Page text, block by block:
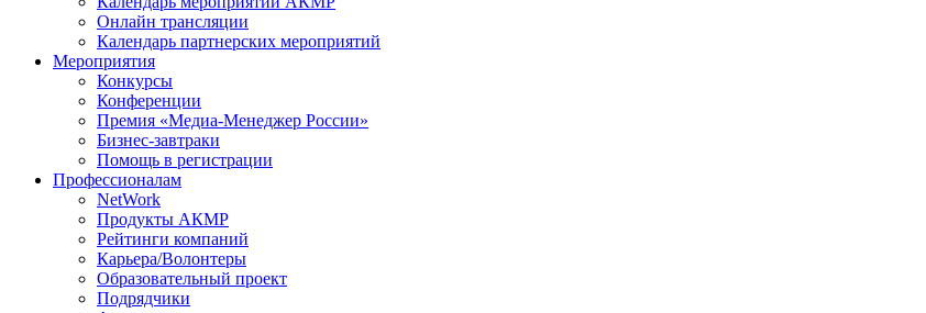
Онлайн трансляции
Календарь партнерских мероприятий
Мероприятия
Конкурсы
Конференции
Премия «Медиа-Менеджер России»
Бизнес-завтраки
Помощь в регистрации
Профессионалам
NetWork
Продукты АКМР
Рейтинги компаний
Карьера/Волонтеры
Образовательный проект
Подрядчики